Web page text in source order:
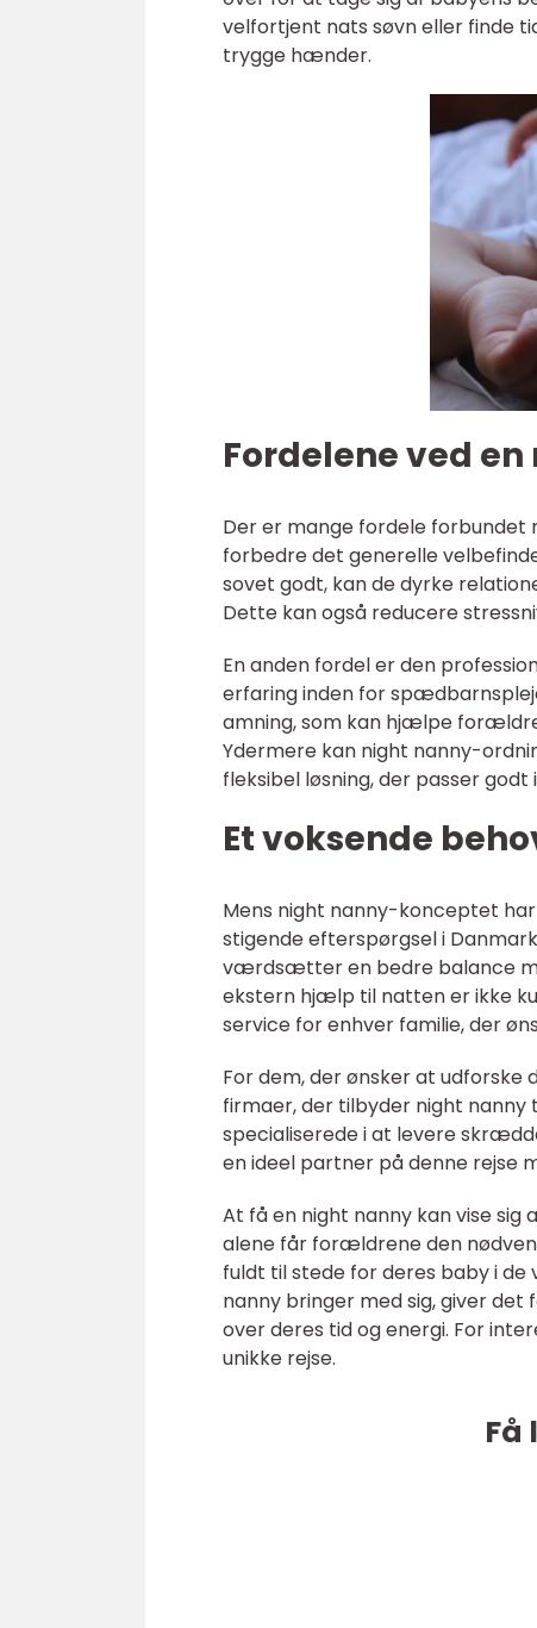
velfortjent nats søvn eller finde
trygge hænder.
Fordelene ved
Der er mange fordele forbundet
forbedre det generelle
sovet godt, kan de dyrke
Dette kan også reducere
En anden fordel er den
erfaring inden for
amning, som kan hjælpe
Ydermere kan night nanny-
fleksibel løsning, der passer godt
Et voksende
Mens night nanny-konceptet
stigende efterspørgsel i
værdsætter en bedre balance
ekstern hjælp til natten er ikke
service for enhver familie, der
For dem, der ønsker at
firmaer, der tilbyder night nanny
specialiserede i at levere
en ideel partner på denne rejse
At få en night nanny kan vise
alene får forældrene den
fuldt til stede for deres baby i de
nanny bringer med sig, giver
over deres tid og energi. For
unikke rejse.